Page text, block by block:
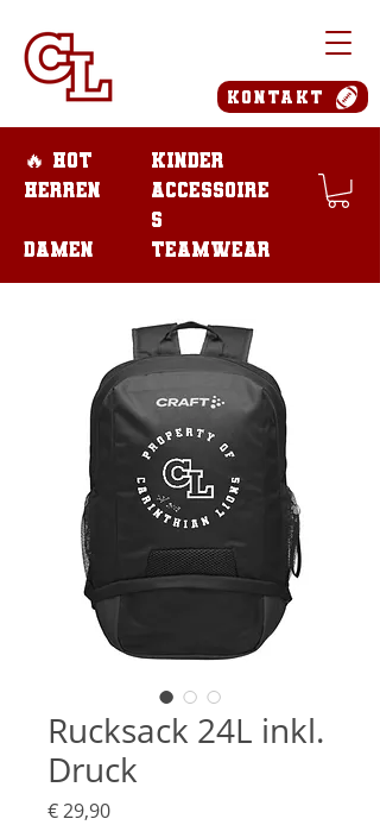
Kontakt
🔥 Hot
Kinder
Herren
Accessoire
s
Damen
teamwear
Rucksack 24L inkl.
Druck
€ 29,90Preis